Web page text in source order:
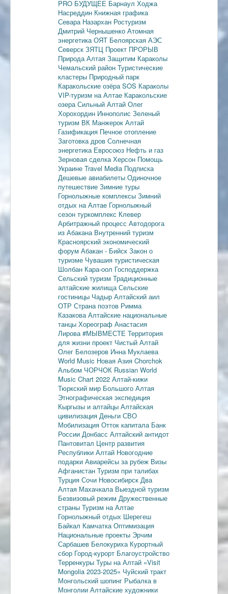
PRO БУДУЩЕЕ Барнаул Ходжа
Насреддин Книжная графика
Севара Назархан Ростуризм
Дмитрий Чернышенко Атомная
энергетикаОЯТ Белоярская АЭС
Северск ЗЯТЦ Проект ПРОРЫВ
Природа Алтая Защитим Караколы
Чемальский район Туристические
кластеры Природный парк
Каракольские озёраSOS Караколы
VIP-туризм на Алтае Каракольские
озераСильный Алтай Олег
Хорохордин Иннополис Зеленый
туризм ВК Манжерок Алтай
Газификация Печное отопление
Заготовка дров Солнечная
энергетика Евросоюз Нефть и газ
Зерновая сделкаХерсон Помощь
Украине Travel Media Подписка
Дешевые авиабилеты Одиночное
путешествие Зимние туры
Горнолыжные комплексы Зимний
отдых на Алтае Горнолыжный
сезон туркомплекс Клевер
Арбитражный процесс Автодорога
из Абакана Внутренний туризм
Красноярский экономический
форум Абакан - Бийск Закон о
туризме Чувашия туристическая
Шолбан Кара-оол Господдержка
Сельский туризм Традиционные
алтайские жилищаСельские
гостиницы Чадыр Алтайский аил
ОТР Страна поэтов Римма
КазаковаАлтайские национальные
танцы Хореограф Анастасия
Лирова#МЫВМЕСТЕ Территория
для жизни проект Чистый Алтай
Олег Белозеров Инна Муклаева
World Music Новая Азия Chorchok
Альбом ЧОРЧОК Russian World
Music Chart 2022 Алтай-кижи
Тюркский мир Большого Алтая
Этнографическая экспедиция
Кыргызы и алтайцы Алтайская
цивилизация Деньги СВО
Мобилизация Отток капитала Банк
России Донбасс Алтайский антидот
Пантовитал Центр развития
Республики Алтай Новогодние
подарки Авиарейсы за рубеж Визы
Афганистан Туризм при талибах
Турция Сочи Новосибирск Два
Алтая Махачкала Выездной туризм
Безвизовый режим Дружественные
страны Туризм на Алтае
Горнолыжный отдых Шерегеш
Байкал КамчаткаОптимизация
Национальные проекты Эрчим
Сарбашев Белокуриха Курортный
сбор Город-курорт Благоустройство
Терренкуры Туры на Алтай «Visit
Mongolia 2023-2025» Чуйский тракт
Монгольский шопинг Рыбалка в
Монголии Алтайские художники